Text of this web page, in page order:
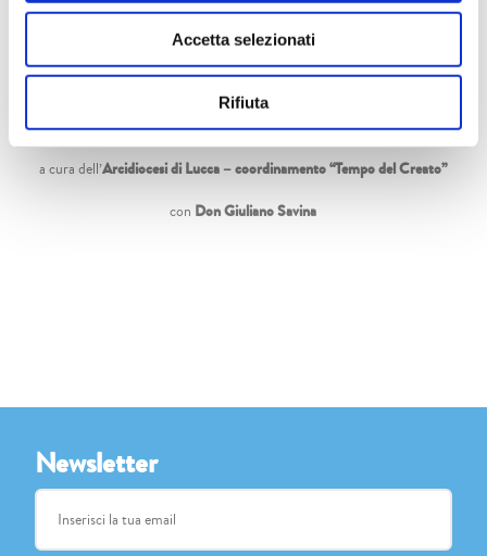
Accetta selezionati
Rifiuta
FOCUS
ECOLOGIA INTEGRALE. IL PROGETTO LUCENSIS AL SERVIZIO
DELLA COMUNITÀ
a cura dell’Arcidiocesi di Lucca – coordinamento “Tempo del Creato”
con Don Giuliano Savina
Newsletter